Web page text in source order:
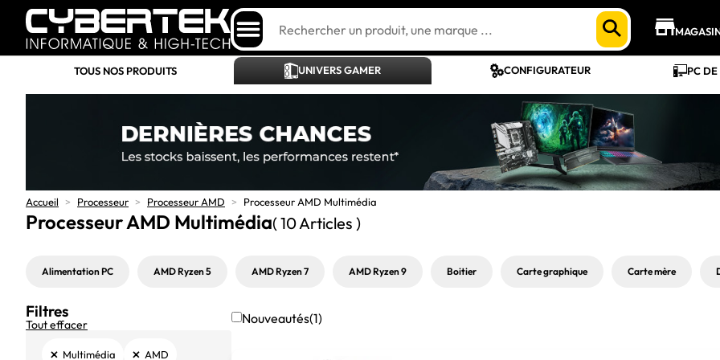
TOUS NOS PRODUITS UNIVERS GAMER CONFIGURATEUR PC DE
Accueil > Processeur > Processeur AMD > Processeur AMD Multimédia
Processeur AMD Multimédia( 10 Articles )
Alimentation PC AMD Ryzen 5 AMD Ryzen 7 AMD Ryzen 9 Boitier Carte graphique Carte mère
Filtres
Tout effacer
× Multimédia × AMD
Nouveautés(1)